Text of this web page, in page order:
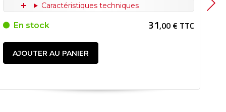
Caractéristiques techniques
En stock 31,00 € TTC
AJOUTER AU PANIER